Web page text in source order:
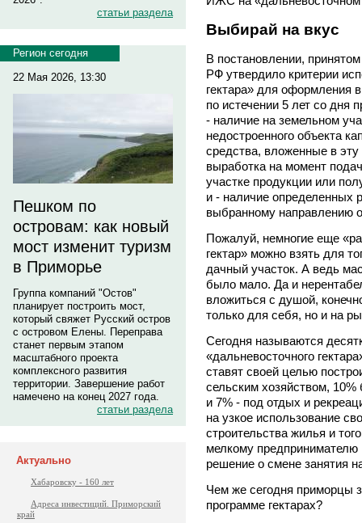
статьи раздела
Регион сегодня
22 Мая 2026, 13:30
Пешком по
островам: как новый
мост изменит туризм
в Приморье
Группа компаний "Остов"
планирует построить мост,
который свяжет Русский остров
с островом Елены. Переправа
станет первым этапом
масштабного проекта
комплексного развития
территории. Завершение работ
намечено на конец 2027 года.
статьи раздела
Актуально
Хабаровску - 160 лет
Адреса инвестиций. Приморский
край
Выбирай на вкус
В постановлении,
РФ утвердило критерии
гектара» для оформления
по истечении 5 лет со дня
- наличие на земельном
недостроенного объекта
средства, вложенные в
выработка на момент
участке продукции или
и - наличие определенных
выбранному направлению
Пожалуй, немногие еще
гектар» можно взять для
дачный участок. А ведь
было мало. Да и
вложиться с душой,
только для себя, но и на
Сегодня называются
«дальневосточного
ставят своей целью
сельским хозяйством,
и 7% - под отдых и
на узкое использование
строительства жилья и
мелкому предпринимателю
решение о смене занятия
Чем же сегодня приморцы
программе гектарах?